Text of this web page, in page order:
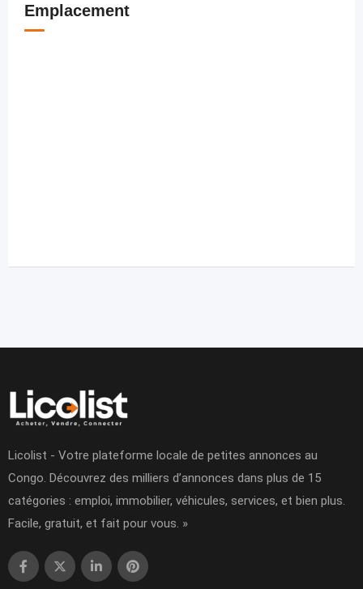
Emplacement
Licolist - Votre plateforme locale de petites annonces au
Congo. Découvrez des milliers d’annonces dans plus de 15
catégories : emploi, immobilier, véhicules, services, et bien plus.
Facile, gratuit, et fait pour vous. »